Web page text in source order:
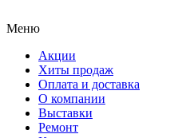
Меню
Акции
Хиты продаж
Оплата и доставка
О компании
Выставки
Ремонт